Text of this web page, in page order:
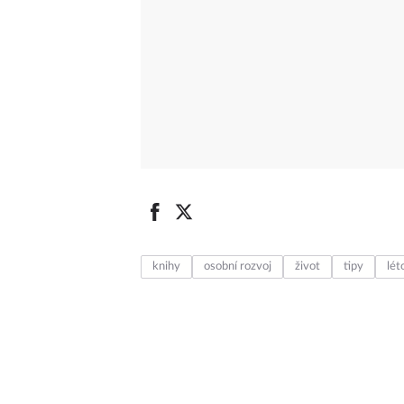
knihy osobní rozvoj život tipy